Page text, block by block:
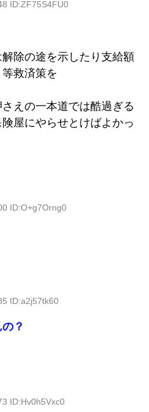
ID:ZF75S4FU0
除の途を示したり支給額
救済策を
えの一本道では酷過ぎる
屋にやらせとけばよかっ
ID:O+g7Orng0
ID:a2j57tk60
？
ID:Hv0h5Vxc0